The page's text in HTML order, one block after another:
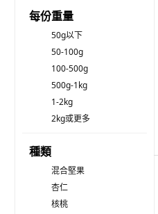
每份重量
50g以下
50-100g
100-500g
500g-1kg
1-2kg
2kg或更多
種類
混合堅果
杏仁
核桃